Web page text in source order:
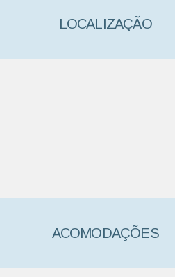
LOCALIZAÇÃO
ACOMODAÇÕES